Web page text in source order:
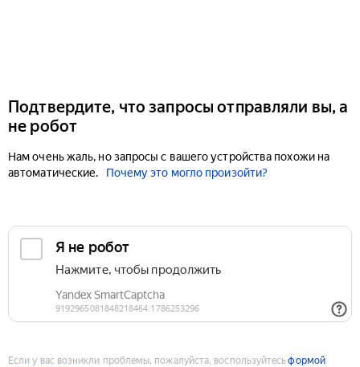
Подтвердите, что запросы отправляли вы, а
не робот
Нам очень жаль, но запросы с вашего устройства похожи на
автоматические.
Почему это могло произойти?
Если у вас возникли проблемы, пожалуйста, воспользуйтесьформой